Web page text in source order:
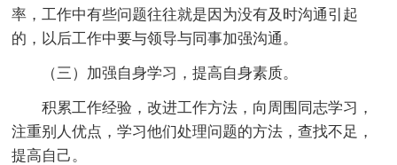
率，工作中有些问题往往就是因为没有及时沟通引起
的，以后工作中要与领导与同事加强沟通。
（三）加强自身学习，提高自身素质。
积累工作经验，改进工作方法，向周围同志学习，
注重别人优点，学习他们处理问题的方法，查找不足，
提高自己。